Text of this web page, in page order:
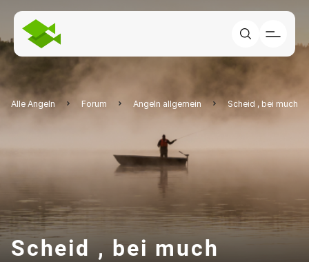
Alle Angeln Forum Angeln allgemein Scheid , bei much
Scheid , bei much